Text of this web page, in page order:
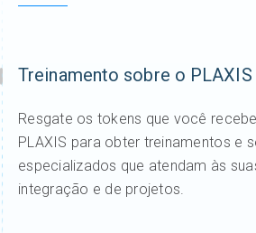
Treinamento sobre o PLAXIS
Resgate os tokens que você
PLAXIS para obter treinamentos e
especializados que atendam às
integração e de projetos.